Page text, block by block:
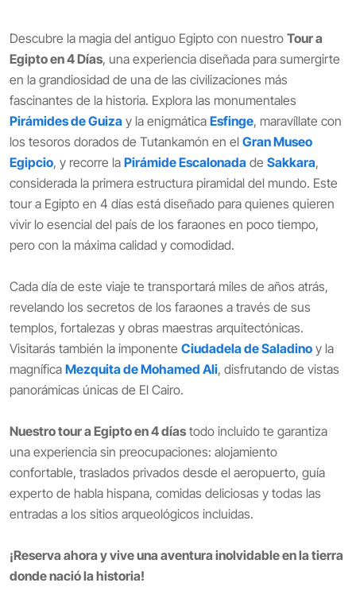
Descubre la magia del antiguo Egipto con nuestro Tour a
Egipto en 4 Días, una experiencia diseñada para sumergirte
en la grandiosidad de una de las civilizaciones más
fascinantes de la historia. Explora las monumentales
Pirámides de Guiza y la enigmática Esfinge, maravíllate con
los tesoros dorados de Tutankamón en el Gran Museo
Egipcio, y recorre la Pirámide Escalonada de Sakkara,
considerada la primera estructura piramidal del mundo. Este
tour a Egipto en 4 días está diseñado para quienes quieren
vivir lo esencial del país de los faraones en poco tiempo,
pero con la máxima calidad y comodidad.
Cada día de este viaje te transportará miles de años atrás,
revelando los secretos de los faraones a través de sus
templos, fortalezas y obras maestras arquitectónicas.
Visitarás también la imponente Ciudadela de Saladino y la
magnífica Mezquita de Mohamed Ali, disfrutando de vistas
panorámicas únicas de El Cairo.
Nuestro tour a Egipto en 4 días todo incluido te garantiza
una experiencia sin preocupaciones: alojamiento
confortable, traslados privados desde el aeropuerto, guía
experto de habla hispana, comidas deliciosas y todas las
entradas a los sitios arqueológicos incluidas.
¡Reserva ahora y vive una aventura inolvidable en la tierra
donde nació la historia!